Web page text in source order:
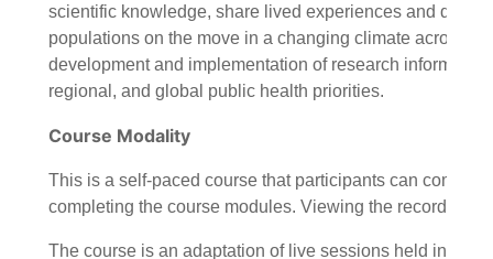
scientific knowledge, share lived experiences and
populations on the move in a changing climate across
development and implementation of research informing
regional, and global public health priorities.
Course Modality
This is a self-paced course that participants can
completing the course modules. Viewing the recordings
The course is an adaptation of live sessions held in